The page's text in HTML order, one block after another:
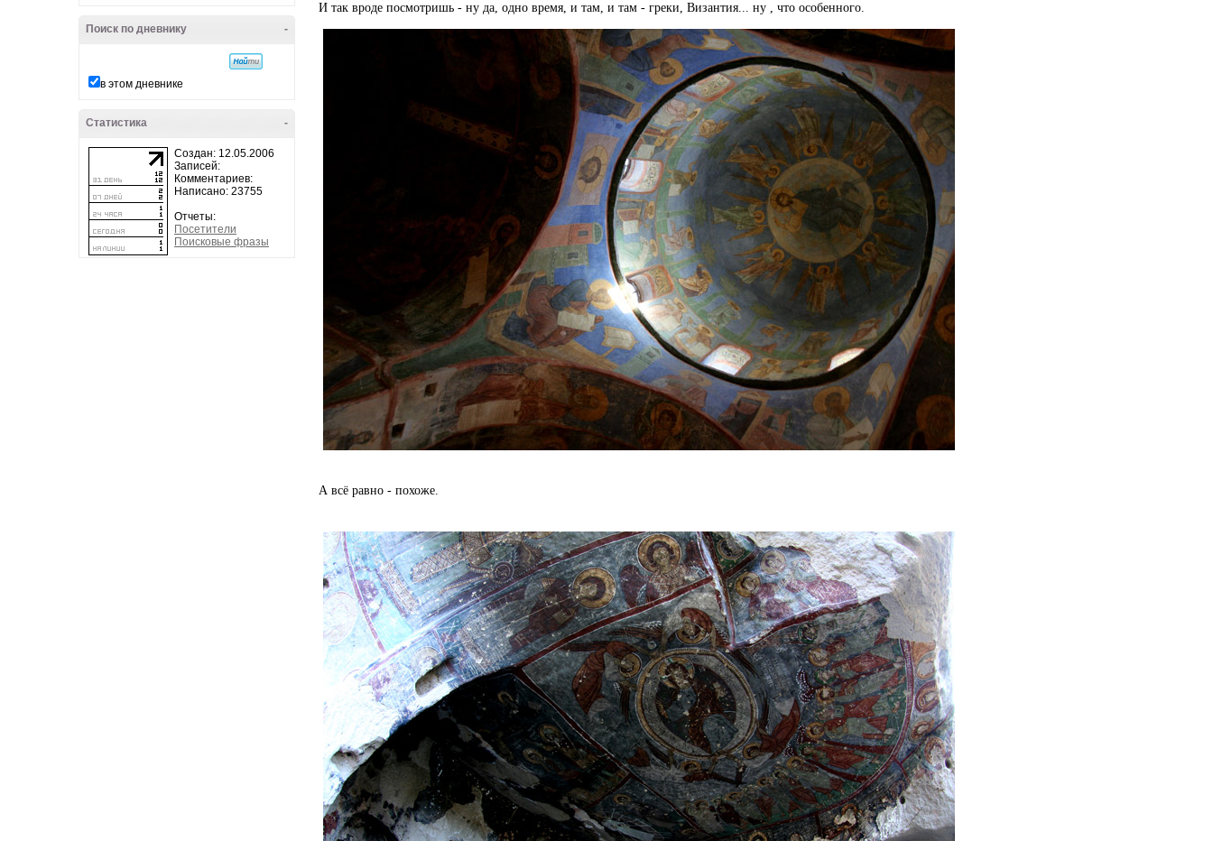
-
Поиск по дневнику
в этом дневнике
-
Статистика
Создан: 12.05.2006
Записей:
Комментариев:
Написано: 23755
Отчеты:
Посетители
Поисковые фразы
И так вроде посмотришь - ну да, одно время, и там, и там - греки, Византия... ну , что особенного.
А всё равно - похоже.